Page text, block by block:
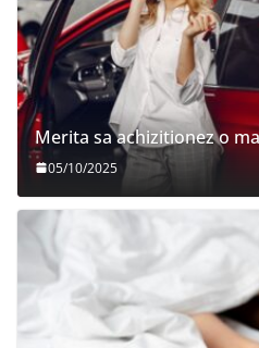
Merita sa achizitionez o
05/10/2025